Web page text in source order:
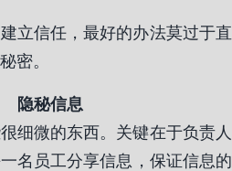
立信任，最好的办法莫过于直
密。
隐秘信息
细微的东西。关键在于负责人
名员工分享信息，保证信息的